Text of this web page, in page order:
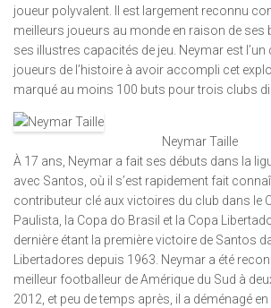
joueur polyvalent. Il est largement reconnu
meilleurs joueurs au monde en raison de ses
ses illustres capacités de jeu. Neymar est
joueurs de l’histoire à avoir accompli cet
marqué au moins 100 buts pour trois clubs
Neymar Taille
À 17 ans, Neymar a fait ses débuts dans la
avec Santos, où il s’est rapidement fait
contributeur clé aux victoires du club dans le
Paulista, la Copa do Brasil et la Copa
dernière étant la première victoire de Santos
Libertadores depuis 1963. Neymar a été
meilleur footballeur de Amérique du Sud à
2012, et peu de temps après, il a déménagé